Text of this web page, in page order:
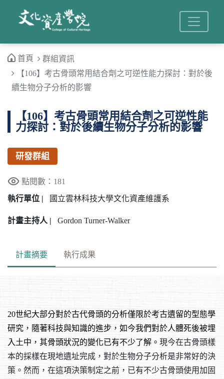
首頁
群組資訊
【106】考古骨頭常用結合劑之可逆性能力探討：對於後
續生物分子分析的影響
【106】考古骨頭常用結合劑之可逆性能
力探討：對於後續生物分子分析的影響
研發群組
點閱數：181
執行單位 |
國立雲林科技大學文化資產維護系
計畫主持人 | Gordon Turner-Walker
計畫摘要 執行成果
20世紀大部分對於古代骨頭的分析僅限於考古遺留的型態學
研究，隨著科技與知識的進步，如今我們對於人體死後被埋
入土中，其骨頭狀況的變化已有不少了解。 現今在古骨頭樣
本的採樣在現地遺址完成，對於生物分子分析是非常好的決
策。然而，在這項決策制定之前，已有不少古骨頭使用加固